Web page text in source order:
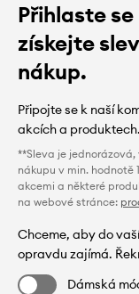
Přihlaste
získejte
nákup.
Připojte se k naší
akcích a produktech.
**Sleva je
nákupu v min. hodnotě
akcemi a některé
na webové stránce:
Chceme, aby do
opravdu zajímá.
Dámská